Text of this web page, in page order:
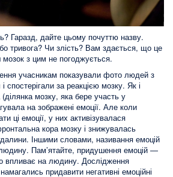
Гаразд, дайте цьому почуттю назву.
тривога? Чи злість? Вам здається, що це
з цим не погоджується.
учасникам показували фото людей з
спостерігали за реакцією мозку. Як і
мозку, яка бере участь у
на зображені емоції. Але коли
ці емоції, у них активізувалася
кора мозку і знижувалась
Іншими словами, називання емоцій
Пам’ятайте, придушення емоцій —
впливає на людину. Дослідження
придавити негативні емоційні